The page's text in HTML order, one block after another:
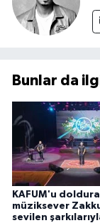
Bunlar da
KAFUM'u
müziksever
sevilen